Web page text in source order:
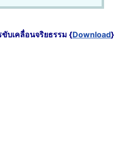
บเคลื่อนจริยธรรม {Download}